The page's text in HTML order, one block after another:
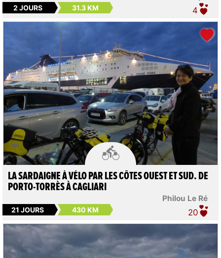
2 JOURS 31.3 KM 4

Philou Le Ré
LA SARDAIGNE À VÉLO PAR LES CÔTES OUEST ET SUD. DE
PORTO-TORRÈS À CAGLIARI
21 JOURS 430 KM 20